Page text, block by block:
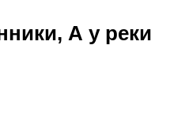
А у реки